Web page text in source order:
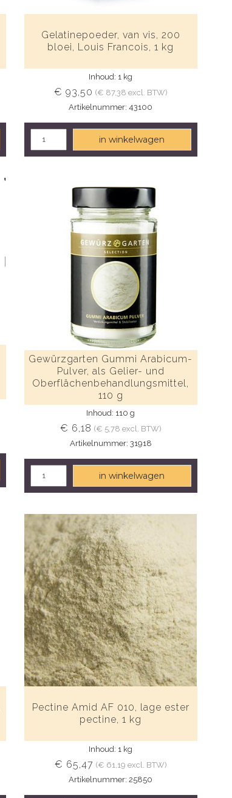
Gelatinepoeder, van vis, 200
bloei, Louis Francois, 1 kg
Inhoud: 1 kg
€ 93,50 (€ 87,38 excl. BTW)
Artikelnummer: 43100
in winkelwagen
Gewürzgarten Gummi Arabicum-
Pulver, als Gelier- und
Oberflächenbehandlungsmittel,
110 g
Inhoud: 110 g
€ 6,18 (€ 5,78 excl. BTW)
Artikelnummer: 31918
in winkelwagen
Pectine Amid AF 010, lage ester
pectine, 1 kg
Inhoud: 1 kg
€ 65,47 (€ 61,19 excl. BTW)
Artikelnummer: 25850